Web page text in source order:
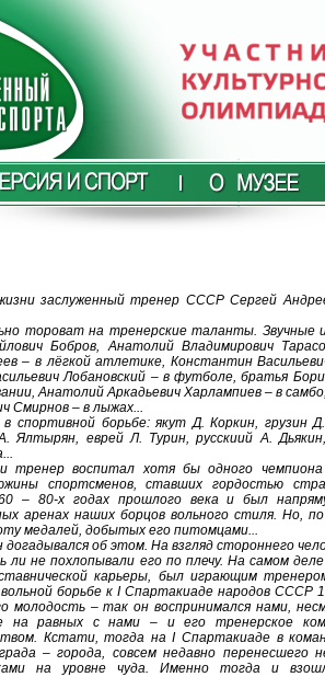
заслуженный тренер СССР Сергей
тороват на тренерские таланты. Звучные
Бобров, Анатолий Владимирович
– в лёгкой атлетике, Константин
Лобановский – в футболе, братья
Анатолий Аркадьевич Харлампиев – в
Смирнов – в лыжах...
спортивной борьбе: якут Д. Коркин, грузин
Ялтырян, еврей Л. Турин, русскиий А.
тренер воспитал хотя бы одного
спортсменов, ставших гордостью
– 80-х годах прошлого века и был
аренах наших борцов вольного стиля. Но, по
медалей, добытых его питомцами...
догадывался об этом. На взгляд стороннего
не похлопывали его по плечу. На самом
карьеры, был играющим
борьбе к I Спартакиаде народов СССР
молодость – так он воспринимался нами,
на равных с нами – и его тренерское
Кстати, тогда на I Спартакиаде в
– города, совсем недавно перенесшего
на уровне чуда. Именно тогда и